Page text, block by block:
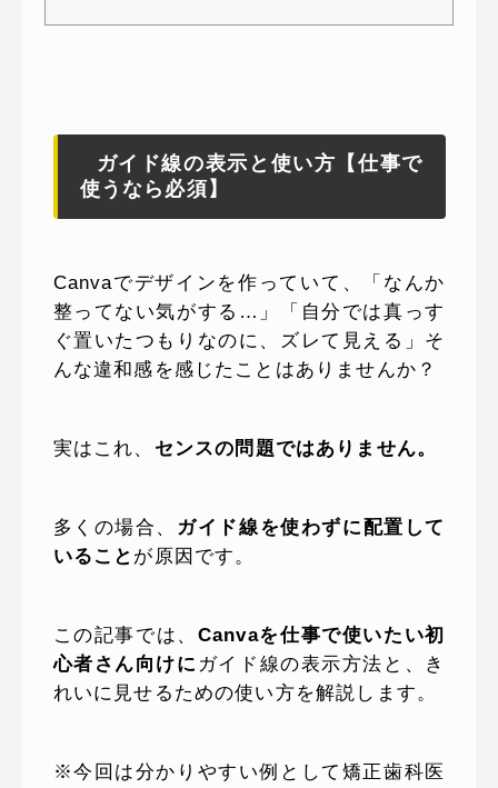
ガイド線の表示と使い方【仕事で
使うなら必須】
Canvaでデザインを作っていて、「なんか
整ってない気がする…」「自分では真っす
ぐ置いたつもりなのに、ズレて見える」そ
んな違和感を感じたことはありませんか？
実はこれ、 センスの問題ではありません。
多くの場合、 ガイド線を使わずに配置して
いること が原因です。
この記事では、 Canvaを仕事で使いたい初
心者さん向けに ガイド線の表示方法と、き
れいに見せるための使い方を解説します。
※今回は分かりやすい例として矯正歯科医